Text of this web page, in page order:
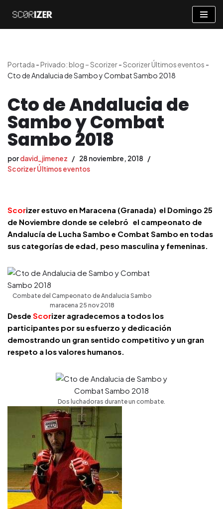
Saltar
Portada -Privado: blog – Scorizer-Scorizer Últimos eventos -
Cto de Andalucia de Sambo y Combat Sambo 2018
Cto de Andalucia de
Sambo y Combat
Sambo 2018
pordavid_jimenez
28 noviembre, 2018
Scorizer Últimos eventos
Scorizerestuvo en Maracena (Granada) el Domingo 25
de Noviembre donde se celebró el campeonato de
Andalucía de Lucha Sambo e Combat Sambo en todas
sus categorías de edad, peso masculina y femeninas.
Combate del Campeonato de Andalucia Sambo
maracena 25 nov 2018
Desde Scorizer agradecemos a todos los
participantes por su esfuerzo y dedicación
demostrando un gran sentido competitivo y un gran
respeto a los valores humanos.
Dos luchadoras durante un combate.